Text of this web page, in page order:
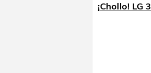
¡Chollo! LG